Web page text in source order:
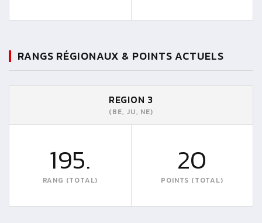
RANGS RÉGIONAUX & POINTS ACTUELS
REGION 3
(BE, JU, NE)
195.
RANG (TOTAL)
20
POINTS (TOTAL)